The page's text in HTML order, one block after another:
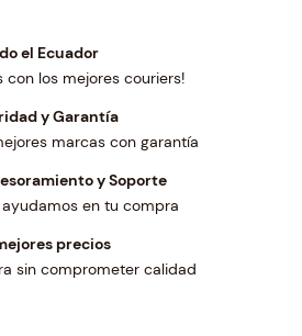
el Ecuador
con los mejores couriers!
y Garantía
marcas con garantía
y Soporte
ayudamos en tu compra
precios
sin comprometer calidad